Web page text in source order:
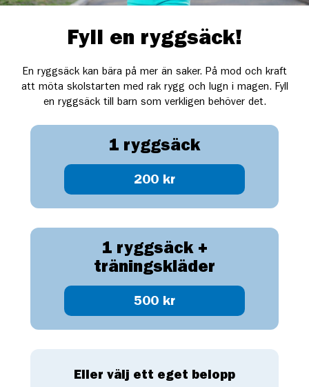
Fyll en ryggsäck!
En ryggsäck kan bära på mer än saker. På mod och kraft
att möta skolstarten med rak rygg och lugn i magen. Fyll
en ryggsäck till barn som verkligen behöver det.
1 ryggsäck
200 kr
1 ryggsäck +
träningskläder
500 kr
Eller välj ett eget belopp